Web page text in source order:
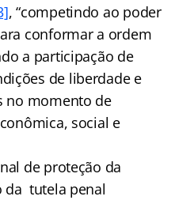
, “competindo ao poder
conformar a ordem
a participação de
de liberdade e
no momento de
social e
de proteção da
da tutela penal